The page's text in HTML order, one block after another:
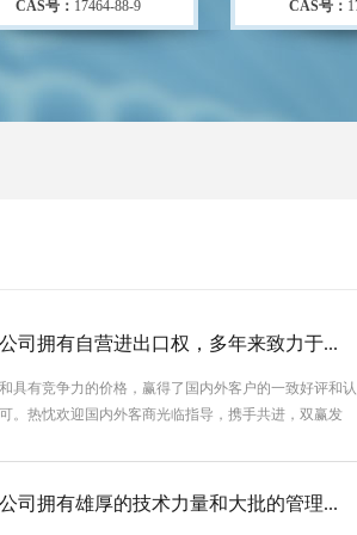
公司拥有自营进出口权，多年来致力于...
和具有竞争力的价格，赢得了国内外客户的一致好评和认
可。热忱欢迎国内外客商光临指导，携手共进，双赢发
公司拥有雄厚的技术力量和大批的管理...